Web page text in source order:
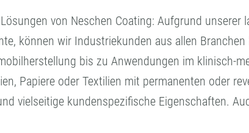
ZUBEHÖR
von Neschen Coating: Aufgrund
können wir Industriekunden aus allen
bis zu Anwendungen im klinisch-
Papiere oder Textilien mit permanenten oder
vielseitige kundenspezifische Eigenschaften.